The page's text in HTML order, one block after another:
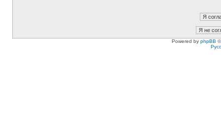
Powered by phpBB